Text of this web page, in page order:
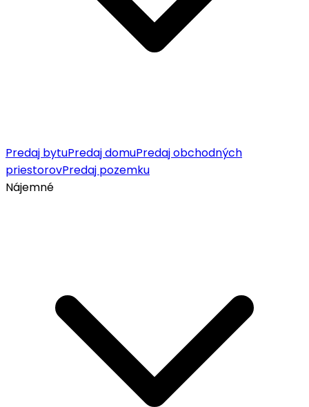
Predaj bytuPredaj domuPredaj obchodných
priestorovPredaj pozemku
Nájemné